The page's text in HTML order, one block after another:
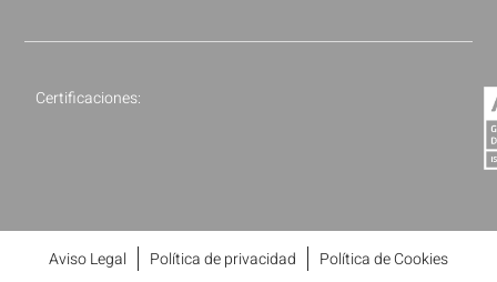
Certificaciones:
Aviso Legal Política de privacidad Política de Cookies